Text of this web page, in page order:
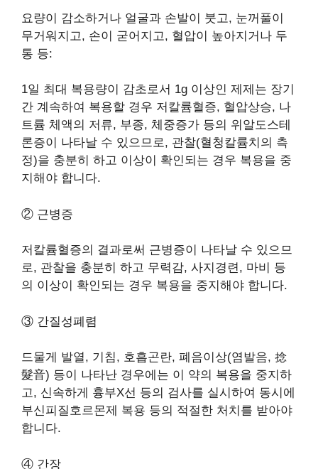
요량이 감소하거나 얼굴과 손발이 붓고, 눈꺼풀이
무거워지고, 손이 굳어지고, 혈압이 높아지거나 두
통 등:
1일 최대 복용량이 감초로서 1g 이상인 제제는 장기
간 계속하여 복용할 경우 저칼륨혈증, 혈압상승, 나
트륨 체액의 저류, 부종, 체중증가 등의 위알도스테
론증이 나타날 수 있으므로, 관찰(혈청칼륨치의 측
정)을 충분히 하고 이상이 확인되는 경우 복용을 중
지해야 합니다.
② 근병증
저칼륨혈증의 결과로써 근병증이 나타날 수 있으므
로, 관찰을 충분히 하고 무력감, 사지경련, 마비 등
의 이상이 확인되는 경우 복용을 중지해야 합니다.
③ 간질성폐렴
드물게 발열, 기침, 호흡곤란, 폐음이상(염발음, 捻
髮音) 등이 나타난 경우에는 이 약의 복용을 중지하
고, 신속하게 흉부X선 등의 검사를 실시하여 동시에
부신피질호르몬제 복용 등의 적절한 처치를 받아야
합니다.
④ 간장